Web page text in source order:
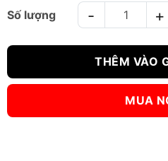
BĂNG QUẤN TAY VFC
THÊM VÀO
MUA